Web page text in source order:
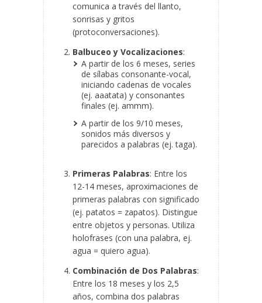
comunica a través del llanto,
sonrisas y gritos
(protoconversaciones).
Balbuceo y Vocalizaciones:
A partir de los 6 meses, series
de sílabas consonante-vocal,
iniciando cadenas de vocales
(ej. aaatata) y consonantes
finales (ej. ammm).
A partir de los 9/10 meses,
sonidos más diversos y
parecidos a palabras (ej. taga).
Primeras Palabras: Entre los
12-14 meses, aproximaciones de
primeras palabras con significado
(ej. patatos = zapatos). Distingue
entre objetos y personas. Utiliza
holofrases (con una palabra, ej.
agua = quiero agua).
Combinación de Dos Palabras:
Entre los 18 meses y los 2,5
años, combina dos palabras